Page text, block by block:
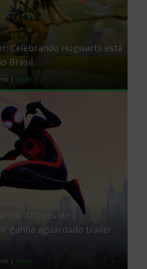
Celebrando Hogwarts está
Brasil
| Geek
Através do
ganha aguardado trailer
| Geek